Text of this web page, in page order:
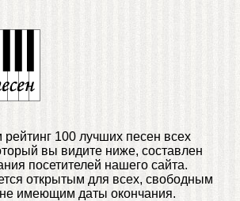
100 лучших песен всех
вы видите ниже, составлен
посетителей нашего сайта.
открытым для всех, свободным
имеющим даты окончания.